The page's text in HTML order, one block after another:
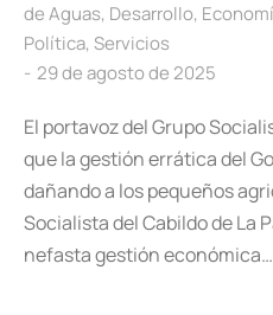
de Aguas, Desarrollo,
Política, Servicios
29 de agosto de 2025
El portavoz del Grupo
que la gestión errática del
dañando a los pequeños
Socialista del Cabildo de La
nefasta gestión económica…